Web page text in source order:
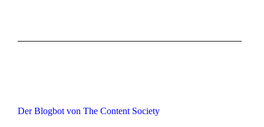
Der Blogbot von The Content Society